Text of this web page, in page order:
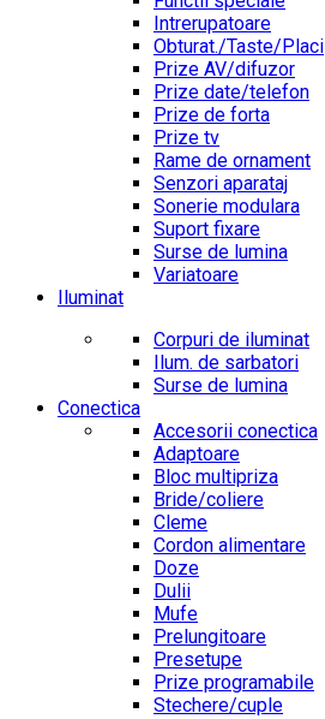
Intrerupatoare
Obturat./Taste/Placi
Prize AV/difuzor
Prize date/telefon
Prize de forta
Prize tv
Rame de ornament
Senzori aparataj
Sonerie modulara
Suport fixare
Surse de lumina
Variatoare
Iluminat
Corpuri de iluminat
Ilum. de sarbatori
Surse de lumina
Conectica
Accesorii conectica
Adaptoare
Bloc multipriza
Bride/coliere
Cleme
Cordon alimentare
Doze
Dulii
Mufe
Prelungitoare
Presetupe
Prize programabile
Stechere/cuple